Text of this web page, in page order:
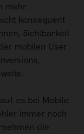
mehr.
konsequent
Sichtbarkeit
mobilen User
es bei Mobile
immer noch
die